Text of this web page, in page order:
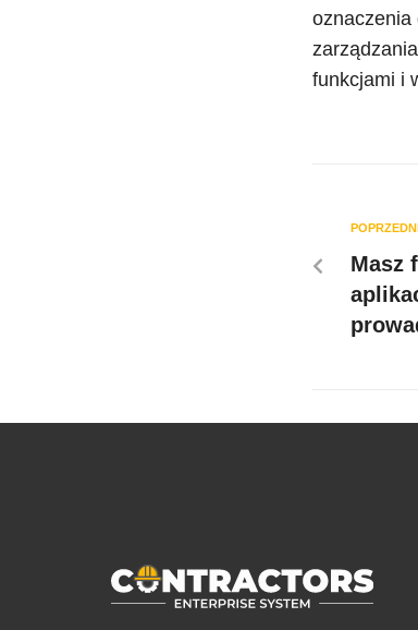
oznaczenia
funkcjami i
Masz